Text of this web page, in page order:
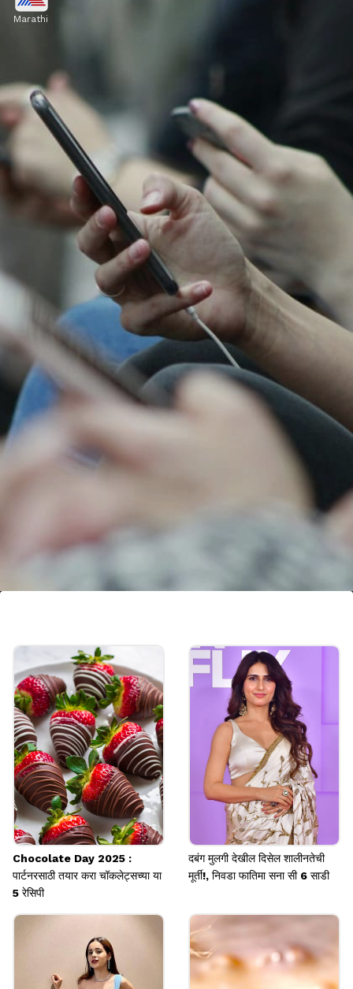
एकाचवेळी अनेक कामे करण्याची सवय मोडा. यामुळे एक काम
आणि तणाव निर्माण होते.
Image credits: Getty
Marathi
सोशल मीडियाचा सकाळच उठल्याउठल्या वापर करू नये. यामुळे
तणाव अधिक वाढला जाऊ शकतो.
Image credits: social media
Chocolate Day 2025 :
पार्टनरसाठी तयार करा चॉकलेट्सच्या या
5 रेसिपी
दबंग मुलगी देखील दिसेल शालीनतेची
मूर्ती!, निवडा फातिमा सना सी 6 साडी